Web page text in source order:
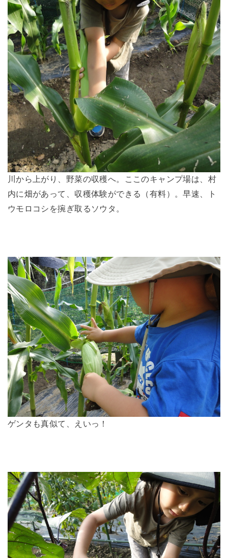
川から上がり、野菜の収穫へ。ここのキャンプ場は、村
内に畑があって、収穫体験ができる（有料）。早速、ト
ウモロコシを捥ぎ取るソウタ。
ゲンタも真似て、えいっ！